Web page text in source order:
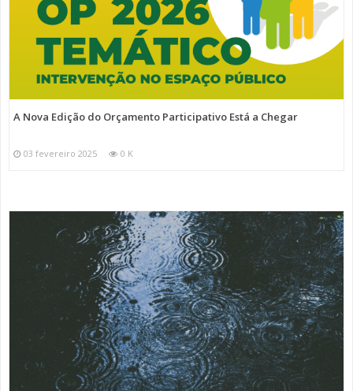
A Nova Edição do Orçamento Participativo Está a Chegar
03 fevereiro 2025 0 K